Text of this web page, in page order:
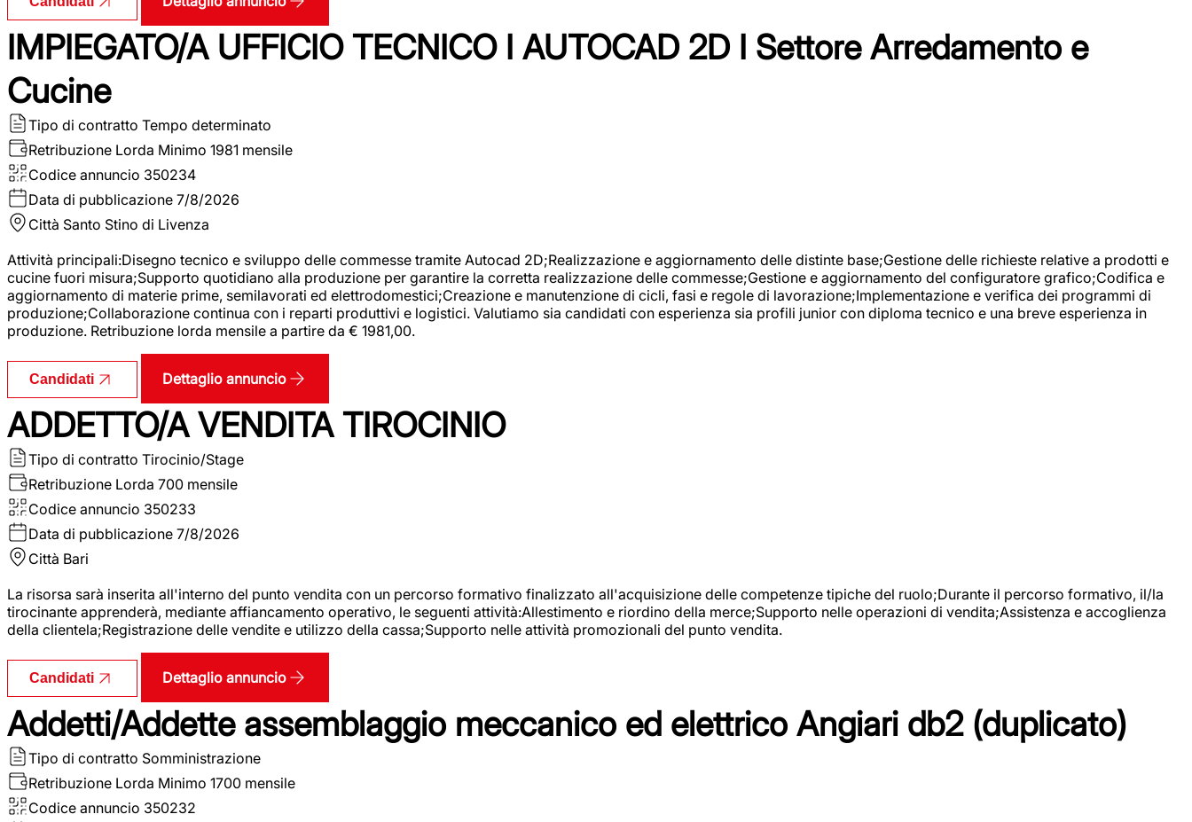
IMPIEGATO/A UFFICIO TECNICO I AUTOCAD 2D I Settore Arredamento e
Cucine
Tipo di contratto Tempo determinato
Retribuzione Lorda Minimo 1981 mensile
Codice annuncio 350234
Data di pubblicazione 7/8/2026
Città Santo Stino di Livenza
Attività principali:Disegno tecnico e sviluppo delle commesse tramite Autocad 2D;Realizzazione e aggiornamento delle distinte base;Gestione delle richieste relative a prodotti e
cucine fuori misura;Supporto quotidiano alla produzione per garantire la corretta realizzazione delle commesse;Gestione e aggiornamento del configuratore grafico;Codifica e
aggiornamento di materie prime, semilavorati ed elettrodomestici;Creazione e manutenzione di cicli, fasi e regole di lavorazione;Implementazione e verifica dei programmi di
produzione;Collaborazione continua con i reparti produttivi e logistici. Valutiamo sia candidati con esperienza sia profili junior con diploma tecnico e una breve esperienza in
produzione. Retribuzione lorda mensile a partire da € 1981,00.
Candidati Dettaglio annuncio
ADDETTO/A VENDITA TIROCINIO
Tipo di contratto Tirocinio/Stage
Retribuzione Lorda 700 mensile
Codice annuncio 350233
Data di pubblicazione 7/8/2026
Città Bari
La risorsa sarà inserita all'interno del punto vendita con un percorso formativo finalizzato all'acquisizione delle competenze tipiche del ruolo;Durante il percorso formativo, il/la
tirocinante apprenderà, mediante affiancamento operativo, le seguenti attività:Allestimento e riordino della merce;Supporto nelle operazioni di vendita;Assistenza e accoglienza
della clientela;Registrazione delle vendite e utilizzo della cassa;Supporto nelle attività promozionali del punto vendita.
Candidati Dettaglio annuncio
Addetti/Addette assemblaggio meccanico ed elettrico Angiari db2 (duplicato)
Tipo di contratto Somministrazione
Retribuzione Lorda Minimo 1700 mensile
Codice annuncio 350232